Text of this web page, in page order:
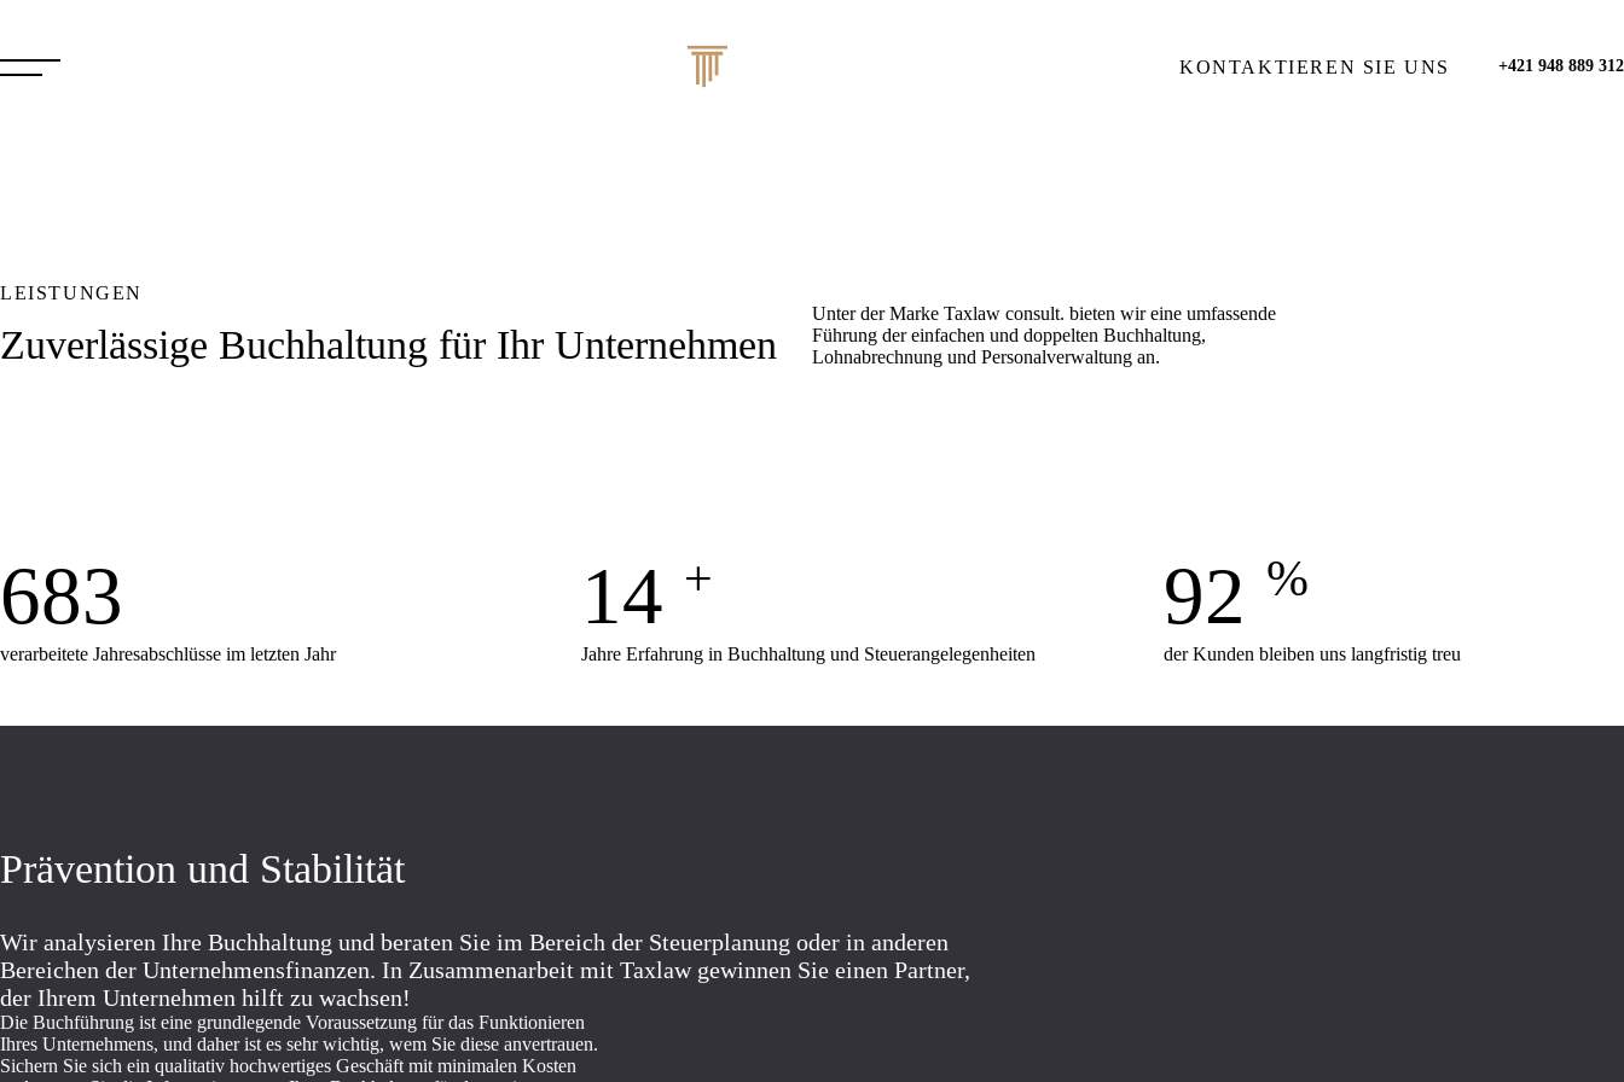
KONTAKTIEREN SIE UNS +421 948 889 312
LEISTUNGEN
Zuverlässige Buchhaltung für Ihr Unternehmen
Unter der Marke Taxlaw consult. bieten wir eine umfassende
Führung der einfachen und doppelten Buchhaltung,
Lohnabrechnung und Personalverwaltung an.
683
verarbeitete Jahresabschlüsse im letzten Jahr
14 +
Jahre Erfahrung in Buchhaltung und Steuerangelegenheiten
92 %
der Kunden bleiben uns langfristig treu
Prävention und Stabilität
Wir analysieren Ihre Buchhaltung und beraten Sie im Bereich der Steuerplanung oder in anderen
Bereichen der Unternehmensfinanzen. In Zusammenarbeit mit Taxlaw gewinnen Sie einen Partner,
der Ihrem Unternehmen hilft zu wachsen!
Die Buchführung ist eine grundlegende Voraussetzung für das Funktionieren
Ihres Unternehmens, und daher ist es sehr wichtig, wem Sie diese anvertrauen.
Sichern Sie sich ein qualitativ hochwertiges Geschäft mit minimalen Kosten